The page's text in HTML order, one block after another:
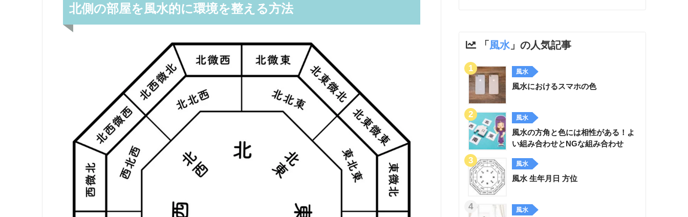
北側の部屋を風水的に環境を整える方法
「風水」の人気記事
風水
風水におけるスマホの色
風水
風水の方角と色には相性がある！よ
い組み合わせとNGな組み合わせ
風水
風水 生年月日 方位
風水